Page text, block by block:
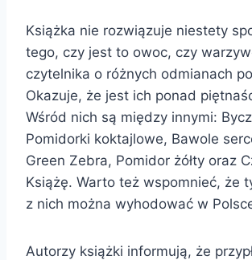
Książka nie rozwiązuje niestety
tego, czy jest to owoc, czy
czytelnika o różnych odmianach
Okazuje, że jest ich ponad
Wśród nich są między innymi:
Pomidorki koktajlowe, Bawole
Green Zebra, Pomidor żółty oraz
Książę. Warto też wspomnieć, że
z nich można wyhodować w
Autorzy książki informują, że